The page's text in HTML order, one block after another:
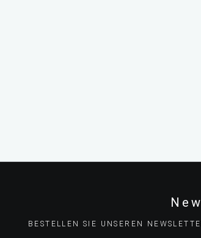
BESTELLEN SIE UNSEREN